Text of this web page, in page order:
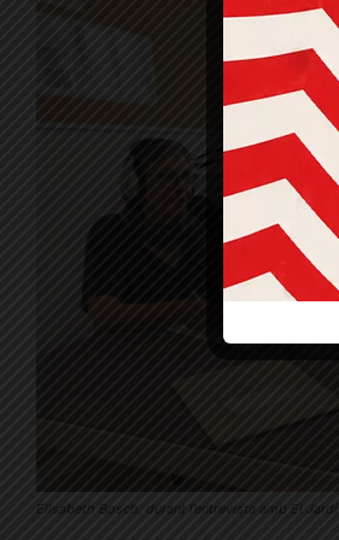
Elisabeth Bosch, durant l’entrevista amb El